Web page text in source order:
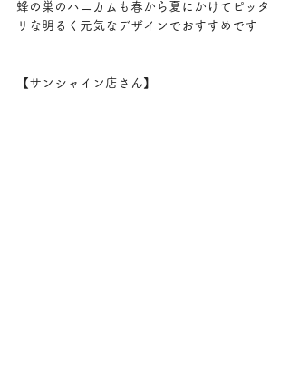
蜂の巣のハニカムも春から夏にかけてピッタ
リな明るく元気なデザインでおすすめです
【サンシャイン店さん】